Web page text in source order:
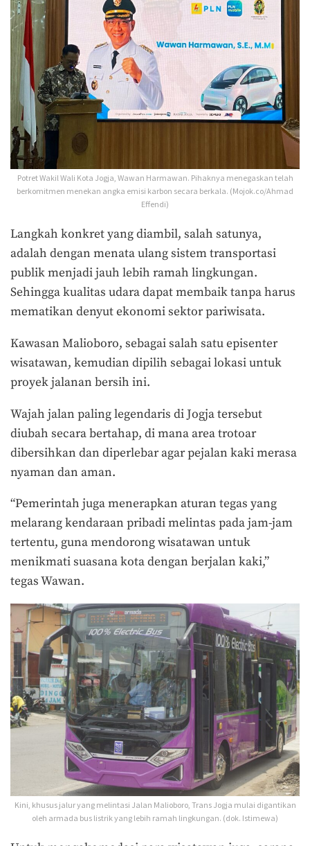
Potret Wakil Wali Kota Jogja, Wawan Harmawan. Pihaknya menegaskan telah
berkomitmen menekan angka emisi karbon secara berkala. (Mojok.co/Ahmad
Effendi)
Langkah konkret yang diambil, salah satunya,
adalah dengan menata ulang sistem transportasi
publik menjadi jauh lebih ramah lingkungan.
Sehingga kualitas udara dapat membaik tanpa harus
mematikan denyut ekonomi sektor pariwisata.
Kawasan Malioboro, sebagai salah satu episenter
wisatawan, kemudian dipilih sebagai lokasi untuk
proyek jalanan bersih ini.
Wajah jalan paling legendaris di Jogja tersebut
diubah secara bertahap, di mana area trotoar
dibersihkan dan diperlebar agar pejalan kaki merasa
nyaman dan aman.
“Pemerintah juga menerapkan aturan tegas yang
melarang kendaraan pribadi melintas pada jam-jam
tertentu, guna mendorong wisatawan untuk
menikmati suasana kota dengan berjalan kaki,”
tegas Wawan.
Kini, khusus jalur yang melintasi Jalan Malioboro, Trans Jogja mulai digantikan
oleh armada bus listrik yang lebih ramah lingkungan. (dok. Istimewa)